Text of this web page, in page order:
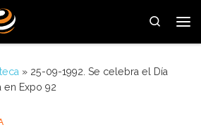
Search
» 25-09-1992. Se celebra el Día
en Expo 92